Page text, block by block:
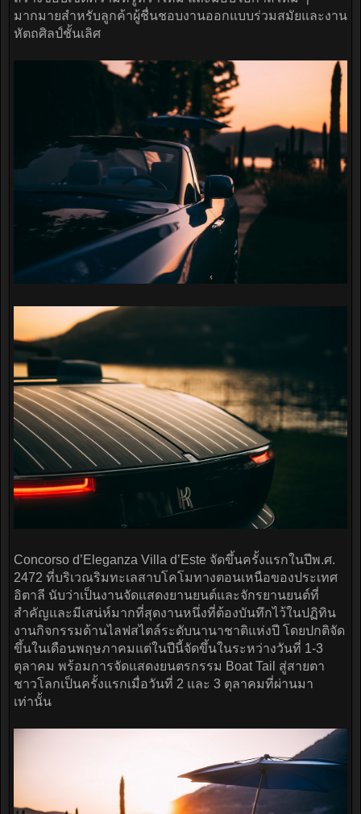
มากมายสำหรับลูกค้าผู้ชื่นชอบงานออกแบบร่วมสมัยและงาน
หัตถศิลป์ชั้นเลิศ
Concorso d’Eleganza Villa d’Este จัดขึ้นครั้งแรกในปีพ.ศ.
2472 ที่บริเวณริมทะเลสาบโคโมทางตอนเหนือของประเทศ
อิตาลี นับว่าเป็นงานจัดแสดงยานยนต์และจักรยานยนต์ที่
สำคัญและมีเสน่ห์มากที่สุดงานหนึ่งที่ต้องบันทึกไว้ในปฏิทิน
งานกิจกรรมด้านไลฟสไตล์ระดับนานาชาติแห่งปี โดยปกติจัด
ขึ้นในเดือนพฤษภาคมแต่ในปีนี้จัดขึ้นในระหว่างวันที่ 1-3
ตุลาคม พร้อมการจัดแสดงยนตรกรรม Boat Tail สู่สายตา
ชาวโลกเป็นครั้งแรกเมื่อวันที่ 2 และ 3 ตุลาคมที่ผ่านมา
เท่านั้น